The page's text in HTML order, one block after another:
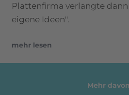
Plattenfirma verlangte
eigene Ideen".
mehr lesen
Mehr davon